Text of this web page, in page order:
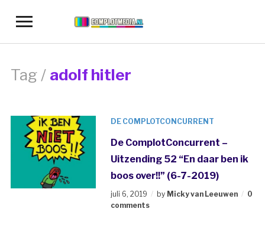
Toggle
navigation
Tag / adolf hitler
DE COMPLOTCONCURRENT
De ComplotConcurrent –
Uitzending 52 “En daar ben ik
boos over!!” (6-7-2019)
juli 6, 2019 by Micky van Leeuwen
0
comments